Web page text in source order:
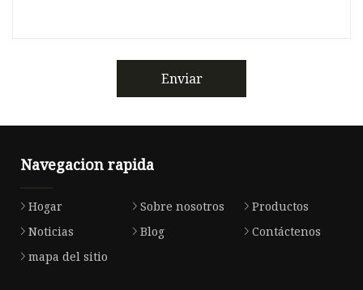
Enviar
Navegacion rapida
Hogar Sobre nosotros
Productos
Noticias
Blog
Contáctenos
mapa del sitio